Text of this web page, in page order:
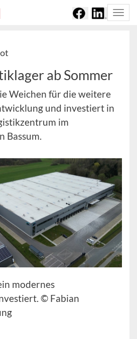
ab Sommer
Weichen für die weitere
und investiert in
im
Bassum.
modernes
© Fabian